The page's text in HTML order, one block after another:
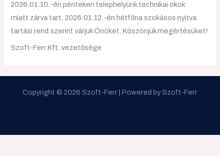
2026.01.10.-én pénteken telephelyünk technikai okok
miatt zárva tart. 2026.01.12.-én hétfőna szokásos nyitva
tartási rend szerint várjuk Önöket. Köszönjük megértésüket!
Szoft-Ferr Kft. vezetősége
Copyright © 2026 Szoft-Ferr | Powered by Szoft-Ferr